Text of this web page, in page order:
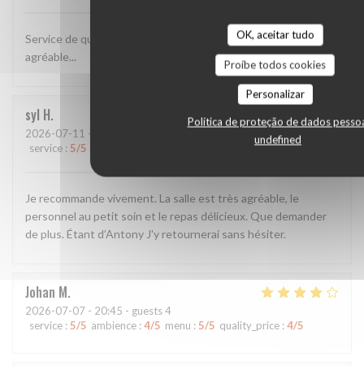
OK, aceitar tudo
Proíbe todos cookies
Personalizar
Política de proteção de dados
undefined
Service de qualité et bonne cuisine Pizza généreuse. Cadre
agréable...
syl H
2026-07-11 - 19:00 - guests 7
service : 5/5 quality_price:5/5
Je recommande vivement. La salle est très agréable, le
personnel au petit soin et le repas délicieux. Que demander
de plus. Étant d’Antony J'y retournerai sans hésiter.
Johan M
2026-07-07 - 20:45 - guests 4
service : 5/5 ambience : 4/5 menu : 5/5 quality_price : 4/5